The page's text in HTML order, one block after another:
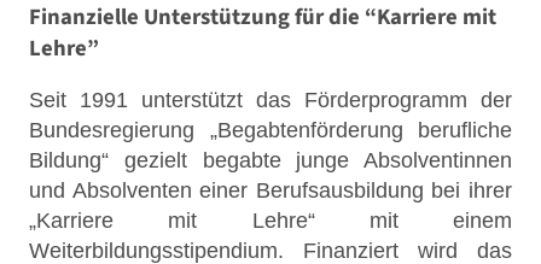
Finanzielle Unterstützung für die “Karriere mit
Lehre”
Seit 1991 unterstützt das Förderprogramm der
Bundesregierung „Begabtenförderung berufliche
Bildung“ gezielt begabte junge Absolventinnen
und Absolventen einer Berufsausbildung bei ihrer
„Karriere mit Lehre“ mit einem
Weiterbildungsstipendium. Finanziert wird das